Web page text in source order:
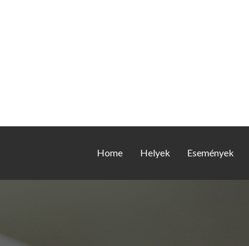
Home Helyek Események